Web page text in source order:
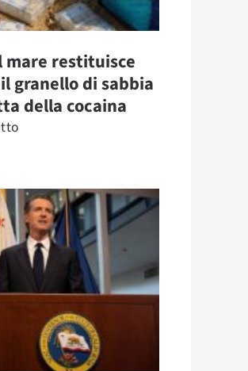
mare restituisce
granello di sabbia
della cocaina